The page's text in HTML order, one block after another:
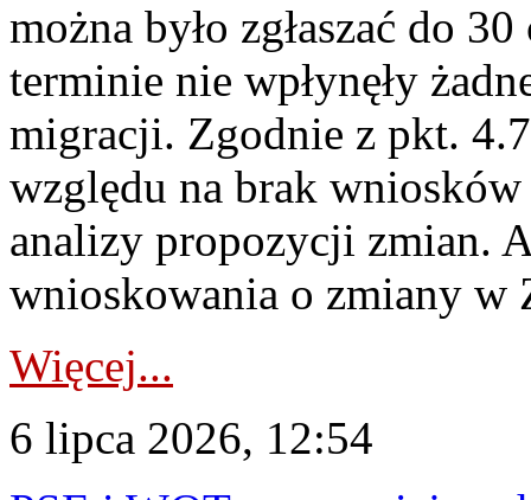
można było zgłaszać do
terminie nie wpłynęły
migracji. Zgodnie z pkt.
względu na brak
analizy propozycji zmian.
wnioskowania o zmiany w
Więcej...
6 lipca 2026, 12:54